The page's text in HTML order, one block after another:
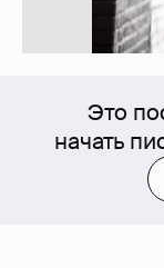
Это
начать